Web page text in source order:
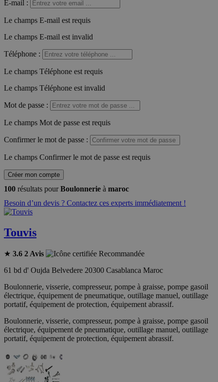
E-mail :
Le champs E-mail est requis
Le champs E-mail est invalid
Téléphone :
Le champs Téléphone est requis
Le champs Téléphone est invalid
Mot de passe :
Le champs Mot de passe est requis
Confirmer le mot de passe :
Le champs Confirmer le mot de passe est requis
Créer mon compte
100 résultats pourBoulonnerie à maroc
Besoin d’un devis ? Contactez ces experts immédiatement !
Touvis
★ 3.6 2 Avis
Recommandée
61 bd d' Oujda Belvedere 20300 Casablanca Maroc
Boulonnerie, visserie, compresseur, pompe à graisse, pompe gasoil
électrique, équipement de pneumatique, outillage manuel, outillage
portatif, équipement de protection, équipement abrassif.
Boulonnerie, visserie, compresseur, pompe à graisse, pompe gasoil
électrique, équipement de pneumatique, outillage manuel, outillage
portatif, équipement de protection, équipement abrassif.